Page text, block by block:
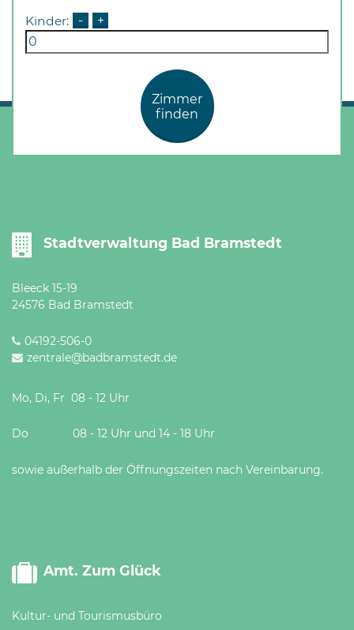
Öffnungszeiten
Kinder: - +
Zimmer
finden
Stadtverwaltung Bad Bramstedt
Bleeck 15-19
24576 Bad Bramstedt
04192-506-0
zentrale@badbramstedt.de
Mo, Di, Fr 08 - 12 Uhr
Do 08 - 12 Uhr und 14 - 18 Uhr
sowie außerhalb der Öffnungszeiten nach Vereinbarung.
Amt. Zum Glück
Kultur- und Tourismusbüro